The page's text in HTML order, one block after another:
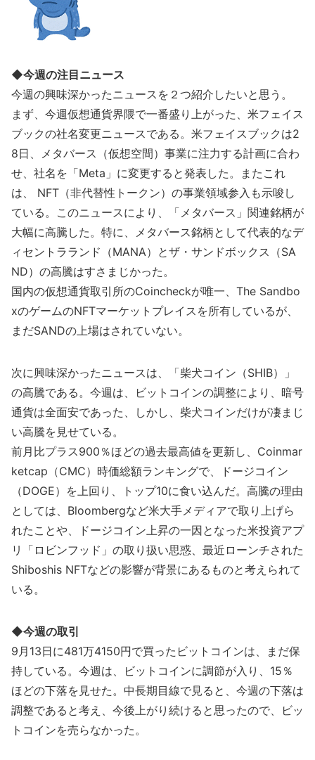
◆今週の注目ニュース
今週の興味深かったニュースを２つ紹介したいと思う。
まず、今週仮想通貨界隈で一番盛り上がった、米フェイス
ブックの社名変更ニュースである。米フェイスブックは2
8日、メタバース（仮想空間）事業に注力する計画に合わ
せ、社名を「Meta」に変更すると発表した。またこれ
は、 NFT（非代替性トークン）の事業領域参入も示唆し
ている。このニュースにより、「メタバース」関連銘柄が
大幅に高騰した。特に、メタバース銘柄として代表的なデ
ィセントラランド（MANA）とザ・サンドボックス（SA
ND）の高騰はすさまじかった。
国内の仮想通貨取引所のCoincheckが唯一、The Sandbo
xのゲームのNFTマーケットプレイスを所有しているが、
まだSANDの上場はされていない。
次に興味深かったニュースは、「柴犬コイン（SHIB）」
の高騰である。今週は、ビットコインの調整により、暗号
通貨は全面安であった、しかし、柴犬コインだけが凄まじ
い高騰を見せている。
前月比プラス900％ほどの過去最高値を更新し、Coinmar
ketcap（CMC）時価総額ランキングで、ドージコイン
（DOGE）を上回り、トップ10に食い込んだ。高騰の理由
としては、Bloombergなど米大手メディアで取り上げら
れたことや、ドージコイン上昇の一因となった米投資アプ
リ「ロビンフッド」の取り扱い思惑、最近ローンチされた
Shiboshis NFTなどの影響が背景にあるものと考えられて
いる。
◆今週の取引
9月13日に481万4150円で買ったビットコインは、まだ保
持している。今週は、ビットコインに調節が入り、15％
ほどの下落を見せた。中長期目線で見ると、今週の下落は
調整であると考え、今後上がり続けると思ったので、ビッ
トコインを売らなかった。